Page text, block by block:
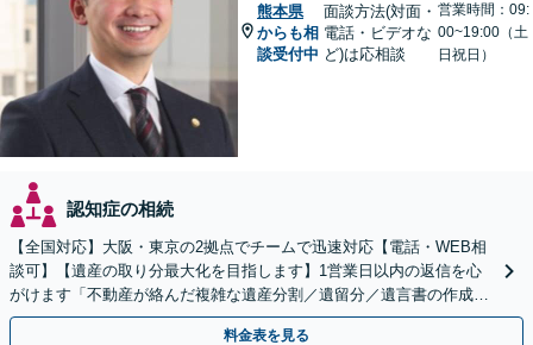
熊本県
からも相
談受付中
面談方法(対面・
電話・ビデオな
ど)は応相談
営業時間：09:
00~19:00（土
日祝日）
認知症の相続
【全国対応】大阪・東京の2拠点でチームで迅速対応【電話・WEB相
談可】【遺産の取り分最大化を目指します】1営業日以内の返信を心
がけます「不動産が絡んだ複雑な遺産分割／遺留分／遺言書の作成・
執行／事業承継など、お任せください」【休日相談あり】
料金表を見る